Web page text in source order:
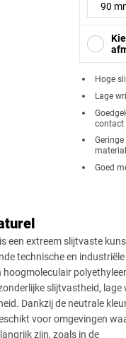
90
Hoge
Lage
contact
Goed
een extreem slijtvaste
technische en
slijtvastheid, lage
Dankzij de neutrale
voor omgevingen
zijn, zoals in de